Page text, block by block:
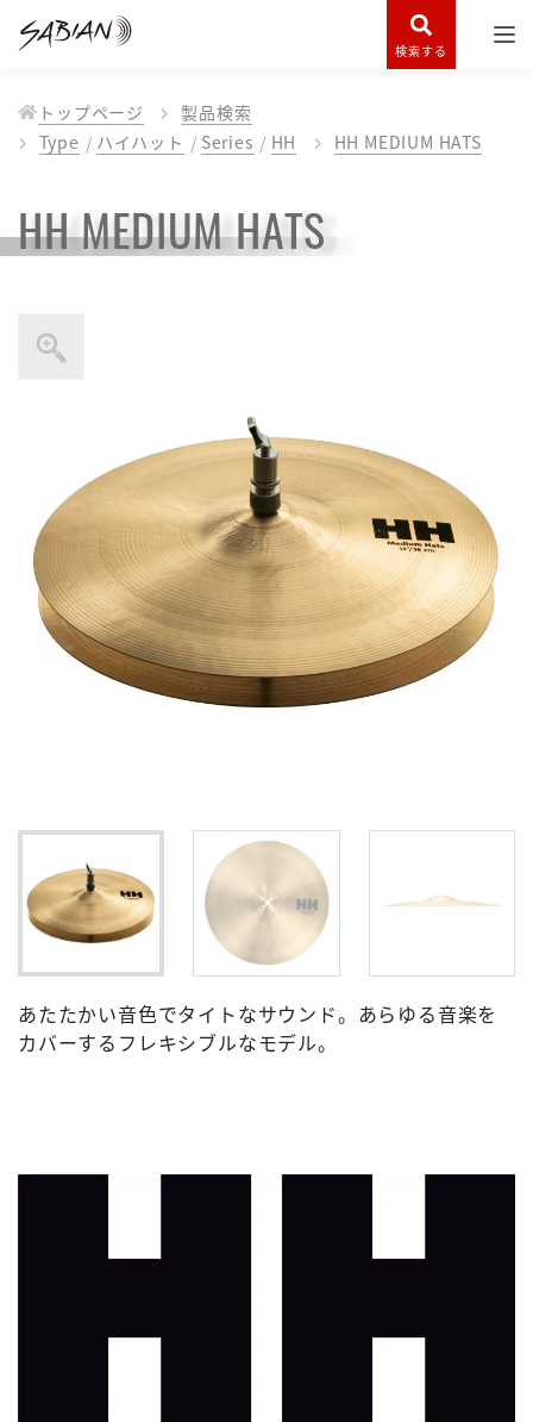
検索する
トップページ
製品検索
Type
ハイハット Series HH HH MEDIUM HATS
HH MEDIUM HATS
あたたかい音色でタイトなサウンド。あらゆる音楽を
カバーするフレキシブルなモデル。